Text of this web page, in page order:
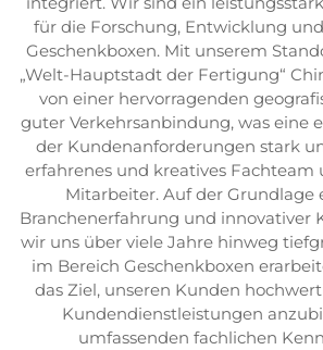
für die Forschung, Entwicklung
Geschenkboxen. Mit unserem
„Welt-Hauptstadt der Fertigung“
von einer hervorragenden
guter Verkehrsanbindung, was eine
der Kundenanforderungen stark
erfahrenes und kreatives Fachteam
Mitarbeiter. Auf der Grundlage
Branchenerfahrung und innovativer
wir uns über viele Jahre hinweg
im Bereich Geschenkboxen
das Ziel, unseren Kunden
Kundendienstleistungen
umfassenden fachlichen